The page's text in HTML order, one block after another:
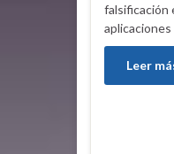
falsificación
Leer